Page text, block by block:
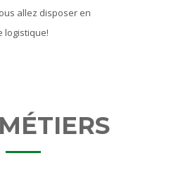
allez disposer en
logistique!